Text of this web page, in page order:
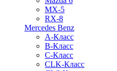
MX-5
RX-8
Mercedes Benz
A-Класс
B-Класс
C-Класс
CLK-Класс